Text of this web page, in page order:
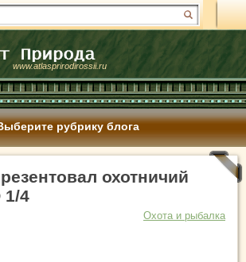
www.atlasprirodirossii.ru
рубрику блога
охотничий
1/4
Охота и рыбалка